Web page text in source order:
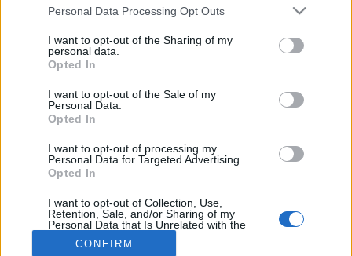
Please note that this website/app uses one or more Google
not limited to your visit or usage behaviour. You may click to
grant or deny consent to Google and its third-party tags to
use your data for below specified purposes in below Google
consent section.
Personal Data Processing Opt Outs
I want to opt-out of the Sharing of my
personal data.
Opted In
I want to opt-out of the Sale of my
Personal Data.
Opted In
I want to opt-out of processing my
Personal Data for Targeted Advertising.
Opted In
I want to opt-out of Collection, Use,
Retention, Sale, and/or Sharing of my
Personal Data that Is Unrelated with the
Purposes for which it was collected.
Opted Out
CONFIRM
Időszakos böjt